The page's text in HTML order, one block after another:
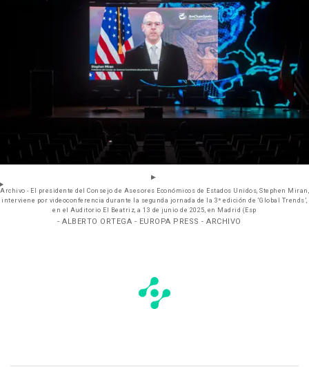
Archivo - El presidente del Consejo de Asesores Económicos de Estados Unidos, Stephen Miran,
interviene por videoconferencia durante la segunda jornada de la 3ª edición de ‘Global Trends’,
en el Auditorio El Beatriz, a 13 de junio de 2025, en Madrid (Esp
- ALBERTO ORTEGA - EUROPA PRESS - ARCHIVO